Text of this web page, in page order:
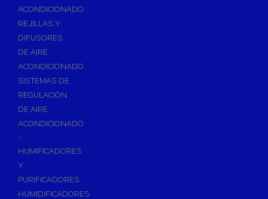
Accesorios de Radiadores
Tapones, purgadores y accesorios para radiador
Soportes para Radiadores
Acumuladores e Interacumuladores
Bombas Circuladoras / Grupos de Bombeo
Bombas de Calefacción
Bombas Simples para ACS
Calderas
Grupos Térmicos de Gasóleo
ACONDICIONADO
REJILLAS Y
DIFUSORES
DE AIRE
ACONDICIONADO
SISTEMAS DE
REGULACIÓN
DE AIRE
ACONDICIONADO
+
HUMIFICADORES
Y
PURIFICADORES
HUMIDIFICADORES